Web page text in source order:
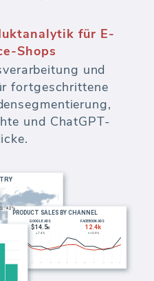
für E-Commerce-
Ihre Kunden für
Analytik und
Erstellen Sie
auf Umsatz,
und Website-